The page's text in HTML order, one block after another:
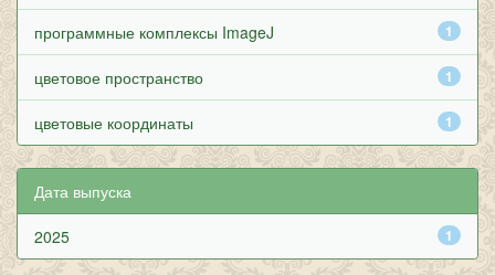
1
программные комплексы ImageJ
1
цветовое пространство
1
цветовые координаты
Дата выпуска
1
2025